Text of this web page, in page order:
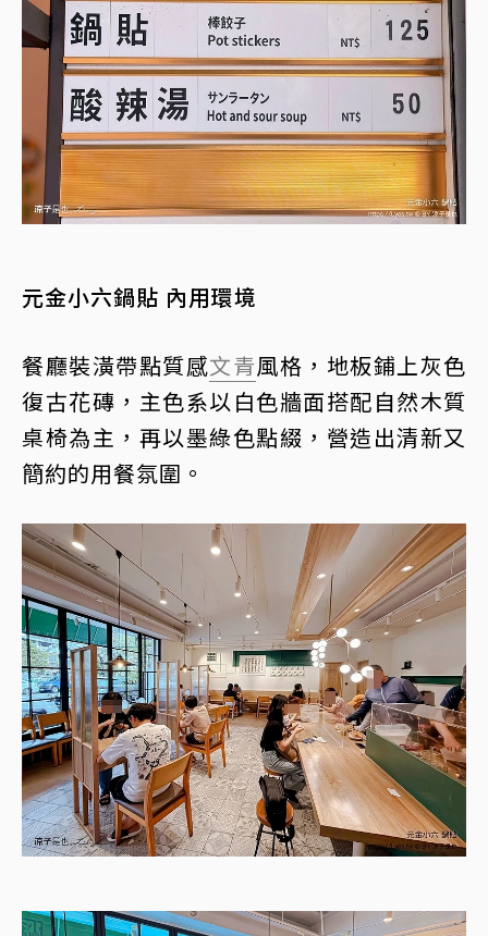
元金小六鍋貼 內用環境
餐廳裝潢帶點質感文青風格，地板鋪上灰色
復古花磚，主色系以白色牆面搭配自然木質
桌椅為主，再以墨綠色點綴，營造出清新又
簡約的用餐氛圍。